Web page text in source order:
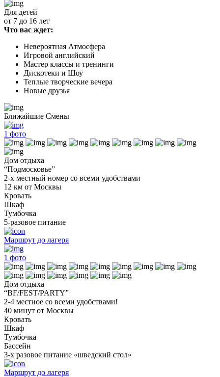
Для детей
от 7 до 16 лет
Что вас ждет:
Невероятная Атмосфера
Игровой английский
Мастер классы и тренинги
Дискотеки и Шоу
Теплые творческие вечера
Новые друзья
Ближайшие Смены
1 фото
Дом отдыха
“Подмосковье”
2-х местный номер со всеми удобствами
12 км от Москвы
Кровать
Шкаф
Тумбочка
5-разовое питание
Маршрут до лагеря
1 фото
Дом отдыха
“BF/FEST/PARTY”
2-4 местное со всеми удобствами!
40 минут от Москвы
Кровать
Шкаф
Тумбочка
Бассейн
3-х разовое питание «шведский стол»
Маршрут до лагеря